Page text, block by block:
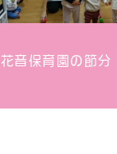
花音保育園の節分